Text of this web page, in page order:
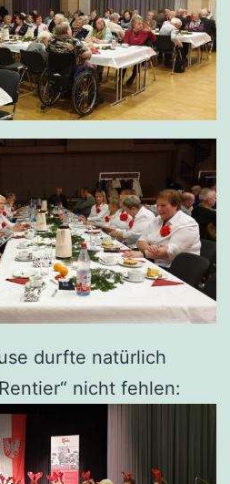
durfte natürlich
nicht fehlen: